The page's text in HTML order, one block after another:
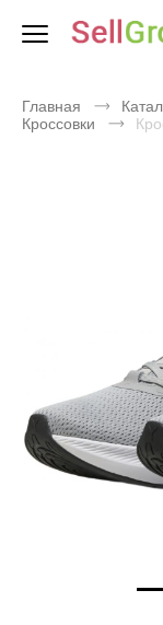
Главная
Кроссовки